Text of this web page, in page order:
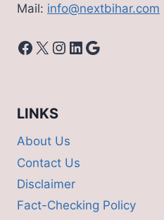
Mail: info@nextbihar.com
Facebook
X Instagram
LinkedIn
Google
LINKS
About Us
Contact Us
Disclaimer
Fact-Checking Policy